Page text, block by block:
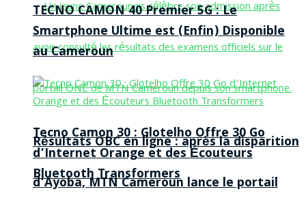
Résultats OBC en ligne : après la disparition
d’Ayoba, MTN Cameroun lance le portail
TECNO CAMON 40 Premier 5G : Le
Smartphone Ultime est (Enfin) Disponible
au Cameroun
Tecno Camon 30 : Glotelho Offre 30 Go
d’Internet Orange et des Écouteurs
Bluetooth Transformers